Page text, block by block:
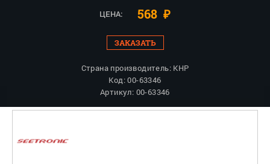
ЦЕНА: 568 ₽
ЗАКАЗАТЬ
Страна производитель: КНР
Код: 00-63346
Артикул: 00-63346